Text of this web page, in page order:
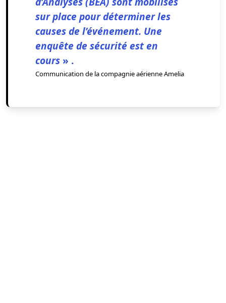
sur place pour déterminer les
causes de l’événement. Une
enquête de sécurité est en
cours » .
Communication de la compagnie aérienne Amelia